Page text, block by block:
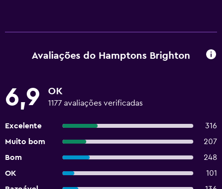
Avaliações do Hamptons Brighton
6,9 OK
1177 avaliações verificadas
Excelente
316
Muito bom
207
Bom
248
OK
101